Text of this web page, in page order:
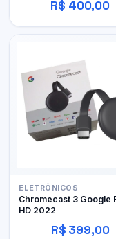
R$ 400,00
ELETRÔNICOS
Chromecast 3 Google
HD 2022
R$ 399,00